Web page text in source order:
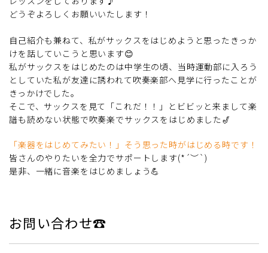
どうぞよろしくお願いいたします！
自己紹介も兼ねて、私がサックスをはじめようと思ったきっか
けを話していこうと思います😊
私がサックスをはじめたのは中学生の頃、当時運動部に入ろう
としていた私が友達に誘われて吹奏楽部へ見学に行ったことが
きっかけでした。
そこで、サックスを見て「これだ！！」とビビッと来まして楽
譜も読めない状態で吹奏楽でサックスをはじめました🎷
「楽器をはじめてみたい！」そう思った時がはじめる時です！
皆さんのやりたいを全力でサポートします(*´︶`)
是非、一緒に音楽をはじめましょう💪
お問い合わせ☎